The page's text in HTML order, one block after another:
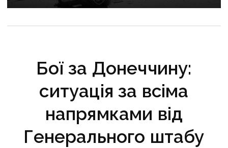
критично зруйнована
Бої за Донеччину:
ситуація за всіма
напрямками від
Генерального штабу